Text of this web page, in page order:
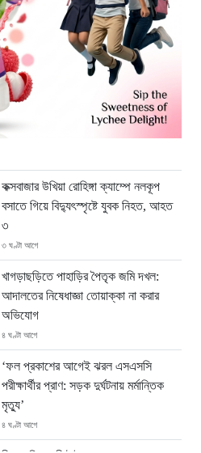
কক্সবাজার উখিয়া রোহিঙ্গা ক্যাম্পে নলকূপ
বসাতে গিয়ে বিদ্যুৎস্পৃষ্টে যুবক নিহত, আহত
৩
৩ ঘণ্টা আগে
খাগড়াছড়িতে পাহাড়ির পৈতৃক জমি দখল:
আদালতের নিষেধাজ্ঞা তোয়াক্কা না করার
অভিযোগ
৪ ঘণ্টা আগে
‘ফল প্রকাশের আগেই ঝরল এসএসসি
পরীক্ষার্থীর প্রাণ: সড়ক দুর্ঘটনায় মর্মান্তিক
মৃত্যু’
৪ ঘণ্টা আগে